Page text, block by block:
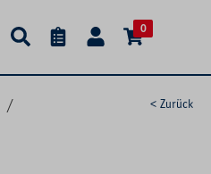
0
/
< Zurück